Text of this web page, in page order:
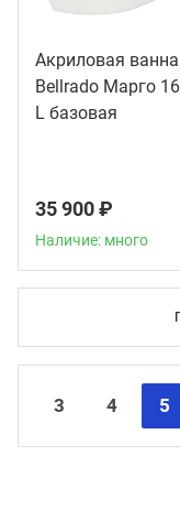
Акриловая ванна
Bellrado Марго
L базовая
35 900 ₽
Наличие: много
3 4 5